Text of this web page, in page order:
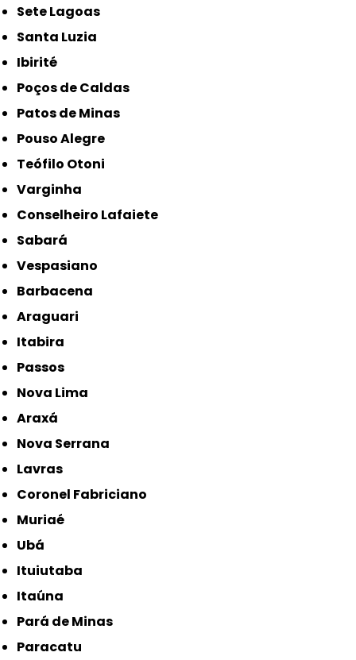
Sete Lagoas
Santa Luzia
Ibirité
Poços de Caldas
Patos de Minas
Pouso Alegre
Teófilo Otoni
Varginha
Conselheiro Lafaiete
Sabará
Vespasiano
Barbacena
Araguari
Itabira
Passos
Nova Lima
Araxá
Nova Serrana
Lavras
Coronel Fabriciano
Muriaé
Ubá
Ituiutaba
Itaúna
Pará de Minas
Paracatu